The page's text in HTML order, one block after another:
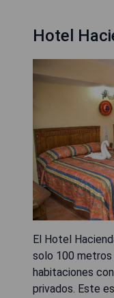
Hotel
El Hotel
solo 100 metros
habitaciones
privados. Este